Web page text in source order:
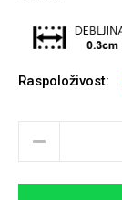
Raspoloživost: